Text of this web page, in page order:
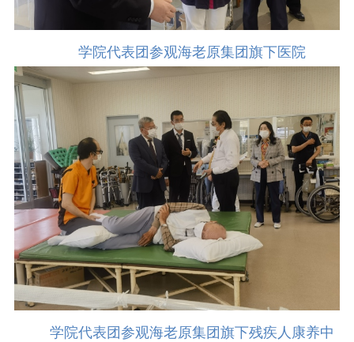
学院代表团参观海老原集团旗下医院
学院代表团参观海老原集团旗下残疾人康养中